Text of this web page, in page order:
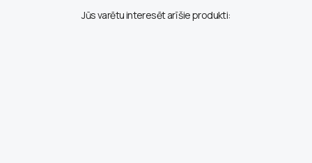
Jūs varētu interesēt arī šie produkti: